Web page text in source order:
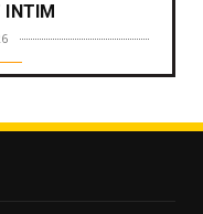
INTIM